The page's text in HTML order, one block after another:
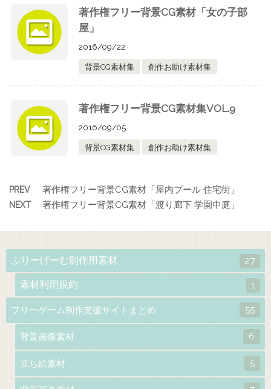
著作権フリー背景CG素材「女の子部
屋」
2016/09/22
背景CG素材集 創作お助け素材集
著作権フリー背景CG素材集VOL.9
2016/09/05
背景CG素材集 創作お助け素材集
PREV 著作権フリー背景CG素材「屋内プール 住宅街」
NEXT 著作権フリー背景CG素材「渡り廊下 学園中庭」
ふりーげーむ制作用素材 27
素材利用規約 1
フリーゲーム制作支援サイトまとめ 55
背景画像素材 6
立ち絵素材 5